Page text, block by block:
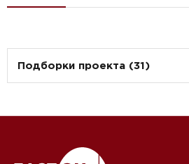
Подборки проекта (31)